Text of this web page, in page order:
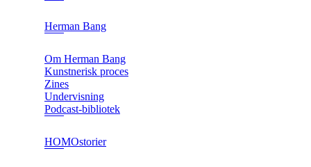
Herman Bang
Om Herman Bang
Kunstnerisk proces
Zines
Undervisning
Podcast-bibliotek
HOMOstorier